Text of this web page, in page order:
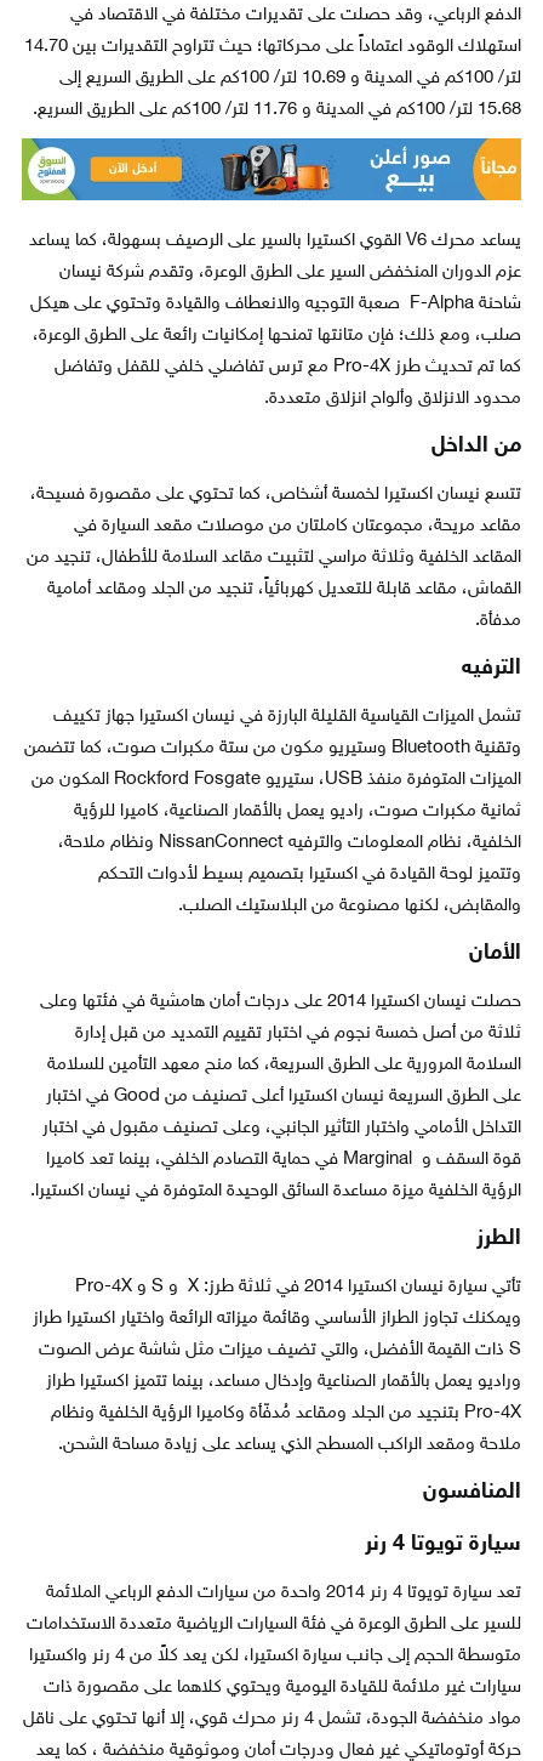
الدفع الرباعي، وقد حصلت على تقديرات مختلفة في الاقتصاد في
استهلاك الوقود اعتماداً على محركاتها؛ حيث تتراوح التقديرات بين 14.70
لتر/ 100كم في المدينة و 10.69 لتر/ 100كم على الطريق السريع إلى
15.68 لتر/ 100كم في المدينة و 11.76 لتر/ 100كم على الطريق السريع.
يساعد محرك V6 القوي اكستيرا بالسير على الرصيف بسهولة، كما يساعد
عزم الدوران المنخفض السير على الطرق الوعرة، وتقدم شركة نيسان
شاحنة F-Alpha صعبة التوجيه والانعطاف والقيادة وتحتوي على هيكل
صلب، ومع ذلك؛ فإن متانتها تمنحها إمكانيات رائعة على الطرق الوعرة،
كما تم تحديث طرز Pro-4X مع ترس تفاضلي خلفي للقفل وتفاضل
محدود الانزلاق وألواح انزلاق متعددة.
من الداخل
تتسع نيسان اكستيرا لخمسة أشخاص، كما تحتوي على مقصورة فسيحة،
مقاعد مريحة، مجموعتان كاملتان من موصلات مقعد السيارة في
المقاعد الخلفية وثلاثة مراسي لتثبيت مقاعد السلامة للأطفال، تنجيد من
القماش، مقاعد قابلة للتعديل كهربائياً، تنجيد من الجلد ومقاعد أمامية
مدفأة.
الترفيه
تشمل الميزات القياسية القليلة البارزة في نيسان اكستيرا جهاز تكييف
وتقنية Bluetooth وستيريو مكون من ستة مكبرات صوت، كما تتضمن
الميزات المتوفرة منفذ USB، ستيريو Rockford Fosgate المكون من
ثمانية مكبرات صوت، راديو يعمل بالأقمار الصناعية، كاميرا للرؤية
الخلفية، نظام المعلومات والترفيه NissanConnect ونظام ملاحة،
وتتميز لوحة القيادة في اكستيرا بتصميم بسيط لأدوات التحكم
والمقابض، لكنها مصنوعة من البلاستيك الصلب.
الأمان
حصلت نيسان اكستيرا 2014 على درجات أمان هامشية في فئتها وعلى
ثلاثة من أصل خمسة نجوم في اختبار تقييم التمديد من قبل إدارة
السلامة المرورية على الطرق السريعة، كما منح معهد التأمين للسلامة
على الطرق السريعة نيسان اكستيرا أعلى تصنيف من Good في اختبار
التداخل الأمامي واختبار التأثير الجانبي، وعلى تصنيف مقبول في اختبار
قوة السقف و Marginal في حماية التصادم الخلفي، بينما تعد كاميرا
الرؤية الخلفية ميزة مساعدة السائق الوحيدة المتوفرة في نيسان اكستيرا.
الطرز
تأتي سيارة نيسان اكستيرا 2014 في ثلاثة طرز: X و S و Pro-4X
ويمكنك تجاوز الطراز الأساسي وقائمة ميزاته الرائعة واختيار اكستيرا طراز
S ذات القيمة الأفضل، والتي تضيف ميزات مثل شاشة عرض الصوت
وراديو يعمل بالأقمار الصناعية وإدخال مساعد، بينما تتميز اكستيرا طراز
Pro-4X بتنجيد من الجلد ومقاعد مُدفّأة وكاميرا الرؤية الخلفية ونظام
ملاحة ومقعد الراكب المسطح الذي يساعد على زيادة مساحة الشحن.
المنافسون
سيارة تويوتا 4 رنر
تعد سيارة تويوتا 4 رنر 2014 واحدة من سيارات الدفع الرباعي الملائمة
للسير على الطرق الوعرة في فئة السيارات الرياضية متعددة الاستخدامات
متوسطة الحجم إلى جانب سيارة اكستيرا، لكن يعد كلاً من 4 رنر واكستيرا
سيارات غير ملائمة للقيادة اليومية ويحتوي كلاهما على مقصورة ذات
مواد منخفضة الجودة، تشمل 4 رنر محرك قوي، إلا أنها تحتوي على ناقل
حركة أوتوماتيكي غير فعال ودرجات أمان وموثوقية منخفضة ، كما يعد